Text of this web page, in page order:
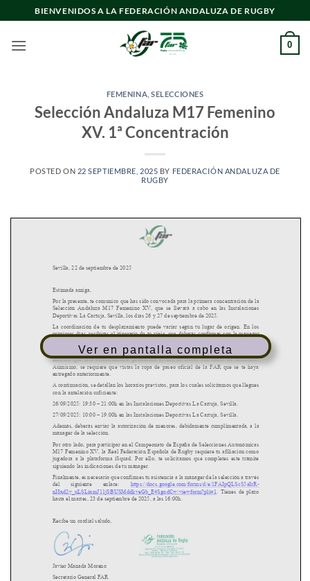
al
contenido
BIENVENIDOS A LA FEDERACIÓN ANDALUZA DE RUGBY
0
FEMENINA ,SELECCIONES
Selección Andaluza M17 Femenino
XV. 1ª Concentración
POSTED ON 22 SEPTIEMBRE, 2025 BY FEDERACIÓN ANDALUZA DE
RUGBY
Ver en pantalla completa